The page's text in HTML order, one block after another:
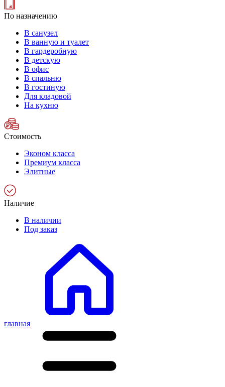
По назначению
В санузел
В ванную и туалет
В гардеробную
В детскую
В офис
В спальню
В гостиную
Для кладовой
На кухню
Стоимость
Эконом класса
Премиум класса
Элитные
Наличие
В наличии
Под заказ
главная